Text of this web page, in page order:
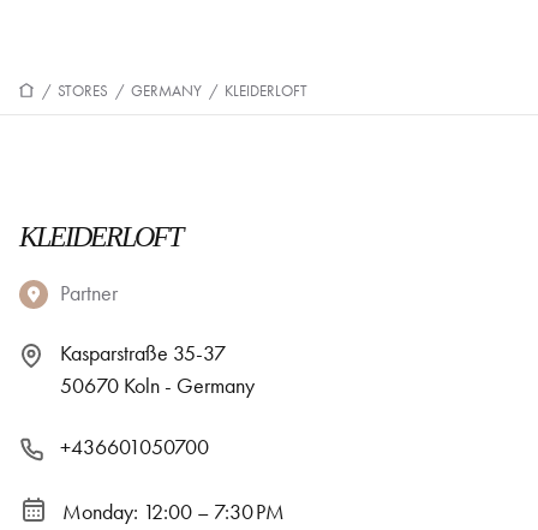
/ STORES / GERMANY / KLEIDERLOFT
KLEIDERLOFT
Partner
Kasparstraße 35-37
50670 Koln - Germany
+436601050700
Monday: 12:00 – 7:30 PM